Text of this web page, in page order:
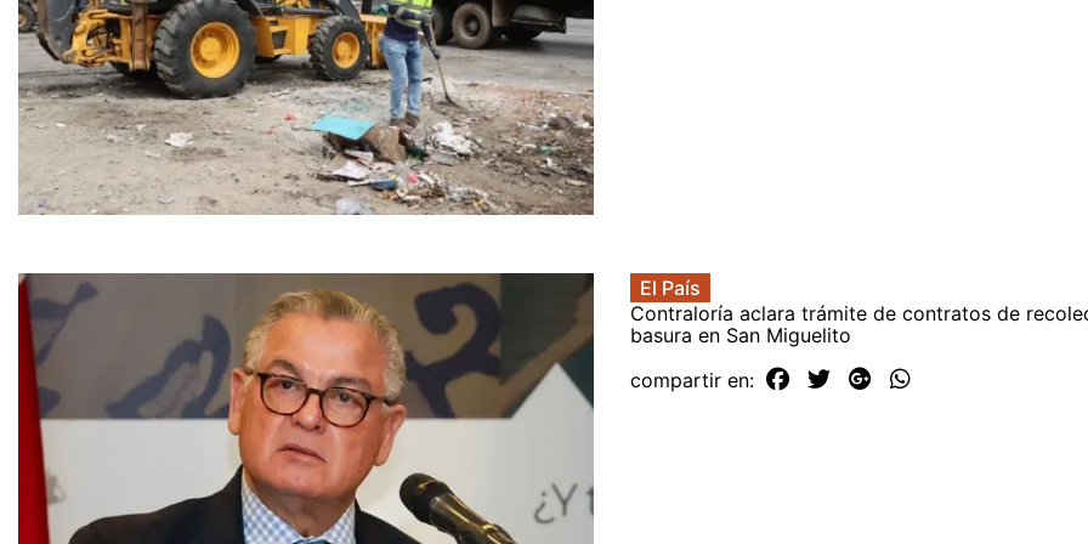
El País
Contraloría aclara trámite de contratos de
basura en San Miguelito
compartir en: